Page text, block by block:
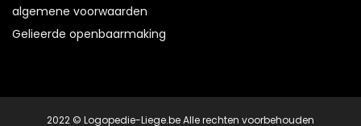
algemene voorwaarden
Gelieerde openbaarmaking
2022 © Logopedie-Liege.be Alle rechten voorbehouden